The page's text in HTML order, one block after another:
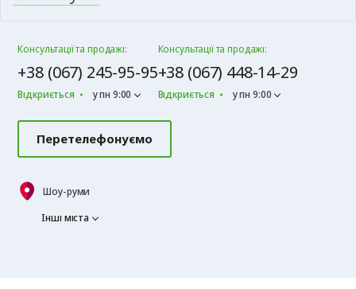
Консультації та продажі:
+38 (067) 245-95-95
Відкриється у пн 9:00
Консультації та продажі:
+38 (067) 448-14-29
Відкриється у пн 9:00
Перетелефонуємо
Шоу-руми
Інші міста